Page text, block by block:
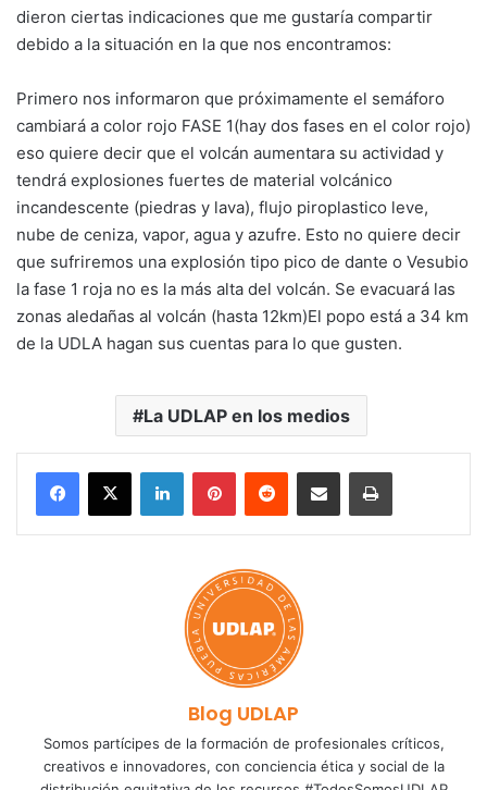
dieron ciertas indicaciones que me gustaría compartir
debido a la situación en la que nos encontramos:
Primero nos informaron que próximamente el semáforo
cambiará a color rojo FASE 1(hay dos fases en el color rojo)
eso quiere decir que el volcán aumentara su actividad y
tendrá explosiones fuertes de material volcánico
incandescente (piedras y lava), flujo piroplastico leve,
nube de ceniza, vapor, agua y azufre. Esto no quiere decir
que sufriremos una explosión tipo pico de dante o Vesubio
la fase 1 roja no es la más alta del volcán. Se evacuará las
zonas aledañas al volcán (hasta 12km)El popo está a 34 km
de la UDLA hagan sus cuentas para lo que gusten.
La UDLAP en los medios
LinkedInPinterestReddit Share via Email Print
Blog UDLAP
Somos partícipes de la formación de profesionales críticos,
creativos e innovadores, con conciencia ética y social de la